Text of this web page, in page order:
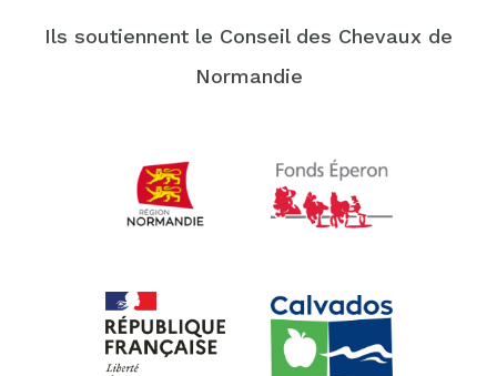
Ils soutiennent le Conseil des Chevaux de
Normandie